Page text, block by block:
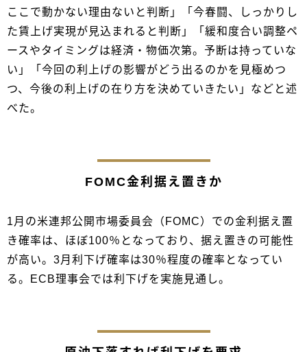
ここで動かない理由ないと判断」「今春闘、しっかりし
た賃上げ実現が見込まれると判断」「緩和度合い調整ペ
ースやタイミングは経済・物価次第。予断は持っていな
い」「今回の利上げの影響がどう出るのかを見極めつ
つ、今後の利上げの在り方を決めていきたい」などと述
べた。
FOMC金利据え置きか
1月の米連邦公開市場委員会（FOMC）での金利据え置
き確率は、ほぼ100％となっており、据え置きの可能性
が高い。3月利下げ確率は30％程度の確率となってい
る。ECB理事会では利下げを実施見通し。